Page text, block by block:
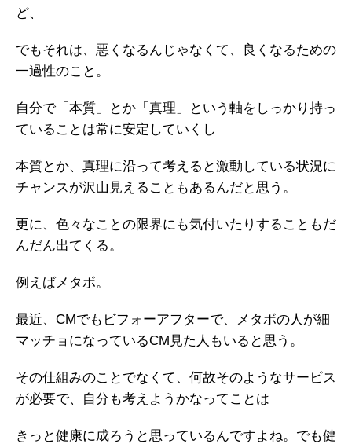
ど、
でもそれは、悪くなるんじゃなくて、良くなるための
一過性のこと。
自分で「本質」とか「真理」という軸をしっかり持っ
ていることは常に安定していくし
本質とか、真理に沿って考えると激動している状況に
チャンスが沢山見えることもあるんだと思う。
更に、色々なことの限界にも気付いたりすることもだ
んだん出てくる。
例えばメタボ。
最近、CMでもビフォーアフターで、メタボの人が細
マッチョになっているCM見た人もいると思う。
その仕組みのことでなくて、何故そのようなサービス
が必要で、自分も考えようかなってことは
きっと健康に成ろうと思っているんですよね。でも健